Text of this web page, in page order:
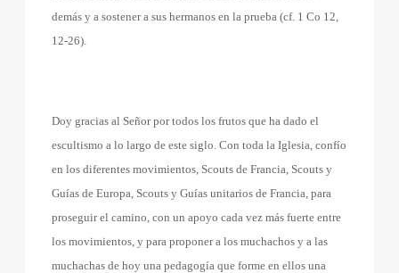
demás y a sostener a sus hermanos en la prueba (cf. 1 Co 12,
12-26).
Doy gracias al Señor por todos los frutos que ha dado el
escultismo a lo largo de este siglo. Con toda la Iglesia, confío
en los diferentes movimientos, Scouts de Francia, Scouts y
Guías de Europa, Scouts y Guías unitarios de Francia, para
proseguir el camino, con un apoyo cada vez más fuerte entre
los movimientos, y para proponer a los muchachos y a las
muchachas de hoy una pedagogía que forme en ellos una